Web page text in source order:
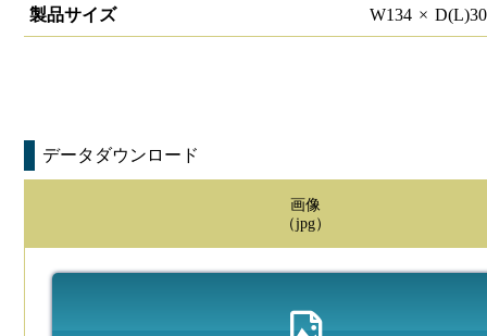
製品サイズ W134 × D(L)
データダウンロード
画像
（jpg）